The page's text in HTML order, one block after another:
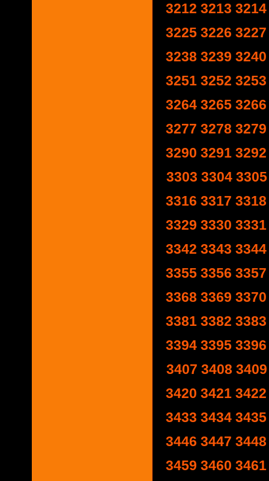
3212 3213 3214
3225 3226 3227
3238 3239 3240
3251 3252 3253
3264 3265 3266
3277 3278 3279
3290 3291 3292
3303 3304 3305
3316 3317 3318
3329 3330 3331
3342 3343 3344
3355 3356 3357
3368 3369 3370
3381 3382 3383
3394 3395 3396
3407 3408 3409
3420 3421 3422
3433 3434 3435
3446 3447 3448
3459 3460 3461